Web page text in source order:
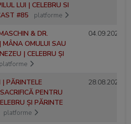
LUI | CELEBRU SI
#85
platforme
& DR.
OMULUI SAU
| CELEBRU ȘI
platforme
04.09.2025
| PĂRINTELE
PENTRU
ȘI PĂRINTE
platforme
28.08.2025